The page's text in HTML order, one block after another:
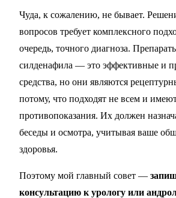
Чуда, к сожалению, не бывает.
вопросов требует комплексного
очередь, точного диагноза.
силденафила — это эффективные и
средства, но они являются
потому, что подходят не всем и
противопоказания. Их должен
беседы и осмотра, учитывая ваше
здоровья.
Поэтому мой главный совет —
консультацию к урологу или